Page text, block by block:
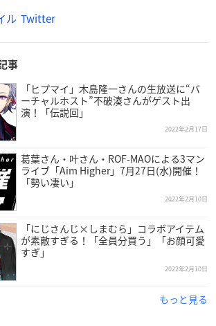
水
ル Twitter
事
「ヒプマイ」木島隆一さんの生放送に“バ
ーチャルホスト”不破湊さんがゲスト出
演！「伝説回」
2022年2月17日
葛葉さん・叶さん・ROF-MAOによる3マン
ライブ「Aim Higher」7月27日(水)開催！
「勢い凄い」
2022年2月10日
「にじさんじ×しまむら」コラボアイテム
が素敵すぎる！「全員分買う」「お顔可愛
すぎ」
2022年2月10日
もっと見る